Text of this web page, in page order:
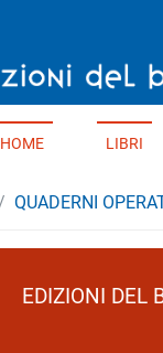
HOME LIBRI
QUADERNI
EDIZIONI